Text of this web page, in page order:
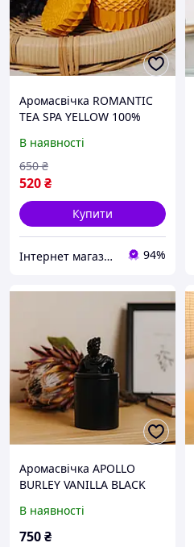
Аромасвічка ROMANTIC
TEA SPA YELLOW 100%
Гранд Презент NAC 1081
В наявності
520₴
650 ₴
Купити
Інтернет магазин Mobizoo 94%
Аромасвічка APOLLO
BURLEY VANILLA BLACK
35h Гранд Презент NAC
1026BL
В наявності
750₴